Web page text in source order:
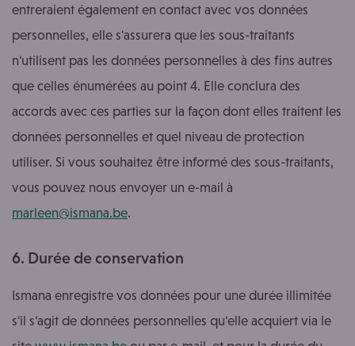
entreraient également en contact avec vos données
personnelles, elle s'assurera que les sous-traitants
n'utilisent pas les données personnelles à des fins autres
que celles énumérées au point 4. Elle conclura des
accords avec ces parties sur la façon dont elles traitent les
données personnelles et quel niveau de protection
utiliser. Si vous souhaitez être informé des sous-traitants,
vous pouvez nous envoyer un e-mail à
marleen@ismana.be.
6. Durée de conservation
Ismana enregistre vos données pour une durée illimitée
s'il s'agit de données personnelles qu'elle acquiert via le